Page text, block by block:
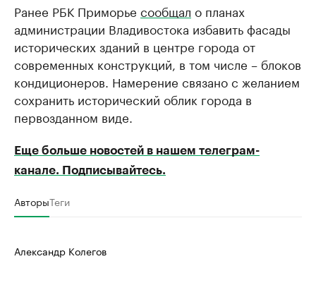
Ранее РБК Приморье сообщал о планах
администрации Владивостока избавить фасады
исторических зданий в центре города от
современных конструкций, в том числе – блоков
кондиционеров. Намерение связано с желанием
сохранить исторический облик города в
первозданном виде.
Еще больше новостей в нашем телеграм-
канале. Подписывайтесь.
АвторыТеги
Александр Колегов